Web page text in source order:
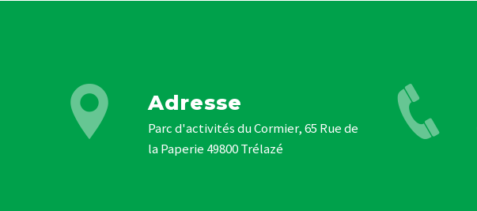
Adresse
Parc d'activités du Cormier, 65 Rue de
la Paperie 49800 Trélazé